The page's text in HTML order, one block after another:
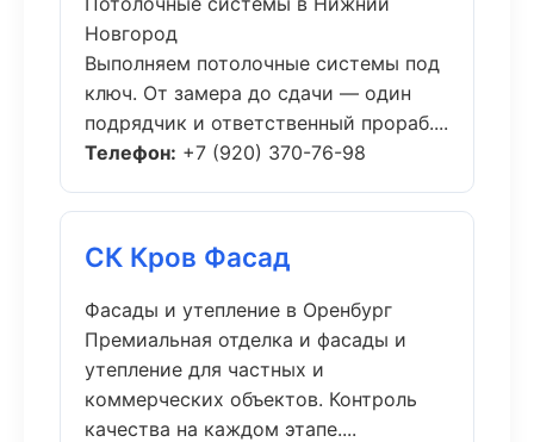
Новгород
Выполняем потолочные системы под
ключ. От замера до сдачи — один
подрядчик и ответственный прораб....
Телефон: +7 (920) 370-76-98
СК Кров Фасад
Фасады и утепление в Оренбург
Премиальная отделка и фасады и
утепление для частных и
коммерческих объектов. Контроль
качества на каждом этапе....